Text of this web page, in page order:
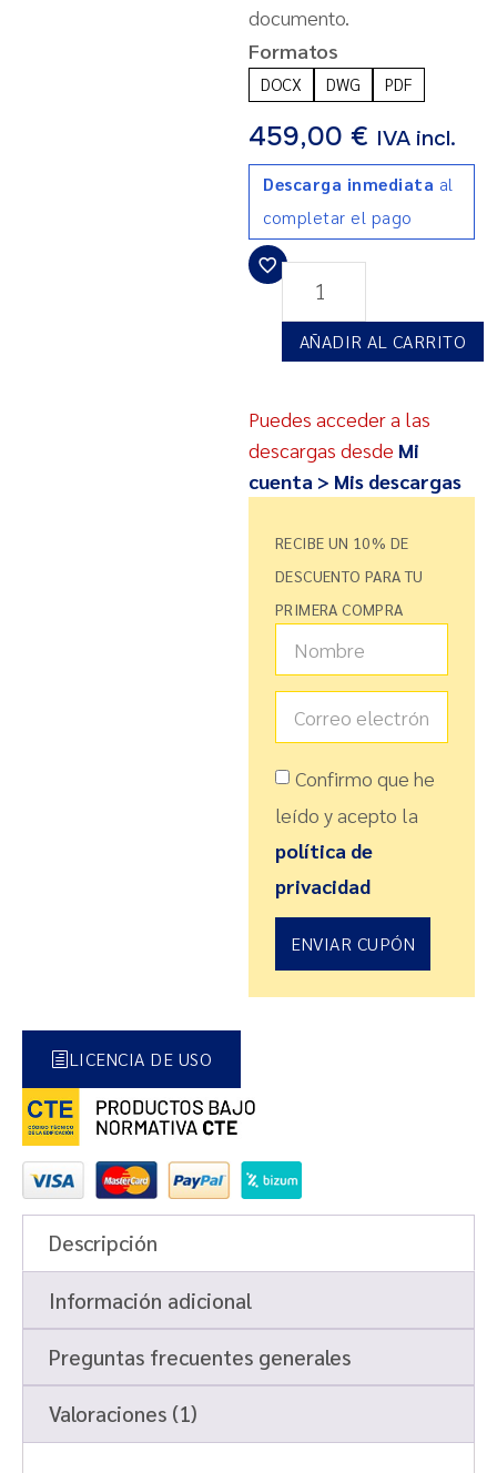
documento.
Formatos
DOCX DWG PDF
459,00 € IVA incl.
Descarga inmediata al
completar el pago
AÑADIR AL CARRITO
Puedes acceder a las
descargas desde Mi
cuenta > Mis descargas
RECIBE UN 10% DE
DESCUENTO PARA TU
PRIMERA COMPRA
Confirmo que he
leído y acepto la
política de
privacidad
ENVIAR CUPÓN
LICENCIA DE USO
Descripción
Información adicional
Preguntas frecuentes generales
Valoraciones (1)